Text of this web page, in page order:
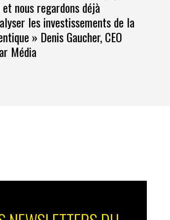
et nous regardons déjà
les investissements de la
» Denis Gaucher, CEO
Média